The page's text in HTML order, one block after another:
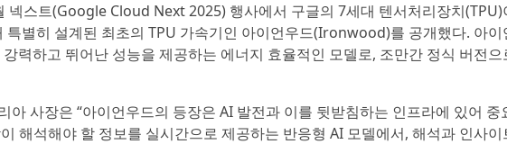
넥스트(Google Cloud Next 2025) 행사에서 구글의 7세대 텐서처리장치(TPU)
특별히 설계된 최초의 TPU 가속기인 아이언우드(Ironwood)를 공개했다. 아이
력하고 뛰어난 성능을 제공하는 에너지 효율적인 모델로, 조만간 정식 버전으
아 사장은 “아이언우드의 등장은 AI 발전과 이를 뒷받침하는 인프라에 있어 중
해석해야 할 정보를 실시간으로 제공하는 반응형 AI 모델에서, 해석과 인사이